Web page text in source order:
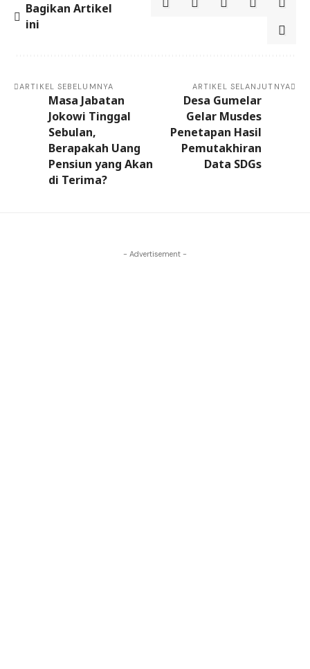
Bagikan Artikel
ini
ARTIKEL SEBELUMNYA
Masa Jabatan
Jokowi Tinggal
Sebulan,
Berapakah Uang
Pensiun yang Akan
di Terima?
ARTIKEL SELANJUTNYA
Desa Gumelar
Gelar Musdes
Penetapan Hasil
Pemutakhiran
Data SDGs
- Advertisement -